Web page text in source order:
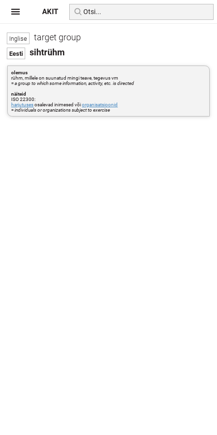
target group
sihtrühm
olemus
rühm, millele on suunatud mingi teave, tegevus vm
=a group to which some information, activity, etc. is directed
näiteid
ISO 22300:
harjutusesosalevad inimesed võiorganisatsioonid
=individuals or organizations subject to exercise
AKIT